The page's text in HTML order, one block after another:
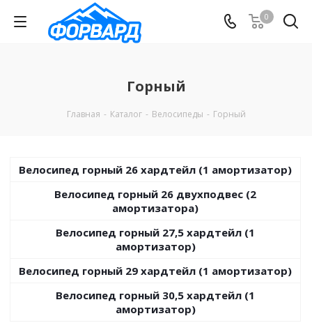
0
Горный
Главная - Каталог - Велосипеды - Горный
Велосипед горный 26 хардтейл (1 амортизатор)
Велосипед горный 26 двухподвес (2
амортизатора)
Велосипед горный 27,5 хардтейл (1
амортизатор)
Велосипед горный 29 хардтейл (1 амортизатор)
Велосипед горный 30,5 хардтейл (1
амортизатор)